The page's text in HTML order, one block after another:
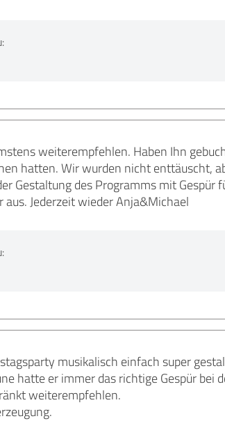
weiterempfehlen. Haben Ihn
hatten. Wir wurden nicht enttäuscht,
Gestaltung des Programms mit Gespür
Jederzeit wieder Anja&Michael
musikalisch einfach super
hatte er immer das richtige Gespür bei
weiterempfehlen.